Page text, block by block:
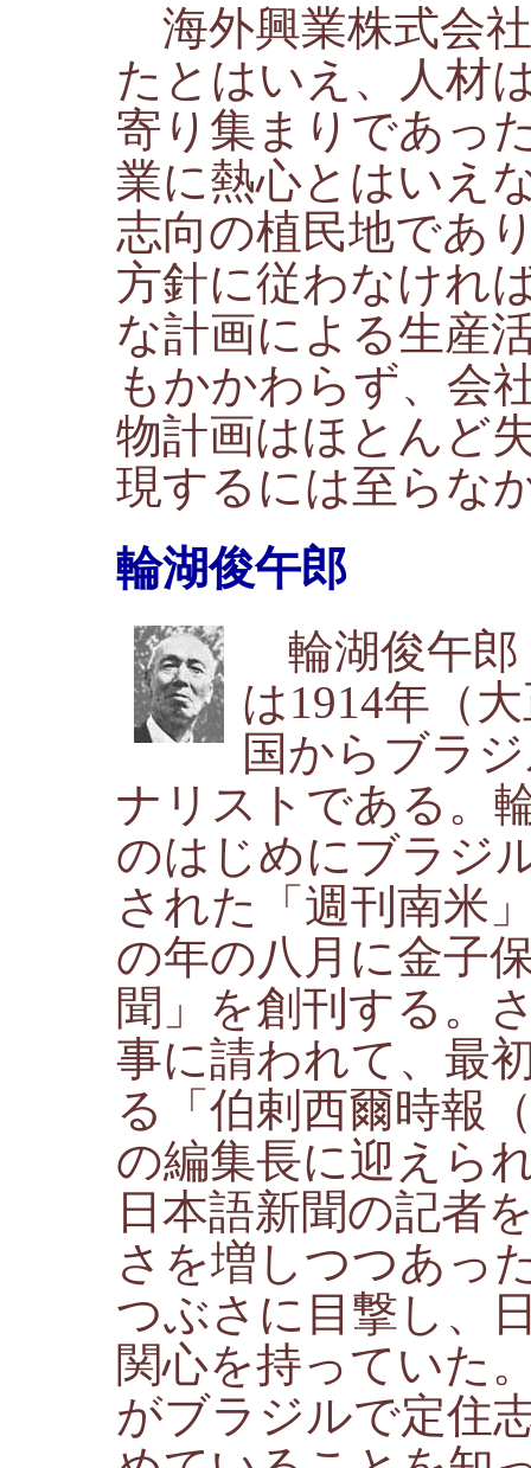
海外興業株式会
たとはいえ、人材
寄り集まりであっ
業に熱心とはいえ
志向の植民地であ
方針に従わなけれ
な計画による生産
もかかわらず、会
物計画はほとんど
現するには至らな
輪湖俊午郎
輪湖俊午郎
は1914年（
国からブラ
ナリストである。
のはじめにブラジ
された「週刊南米
の年の八月に金子
聞」を創刊する。
事に請われて、最
る「伯剌西爾時報
の編集長に迎えら
日本語新聞の記者
さを増しつつあっ
つぶさに目撃し、
関心を持っていた
がブラジルで定住